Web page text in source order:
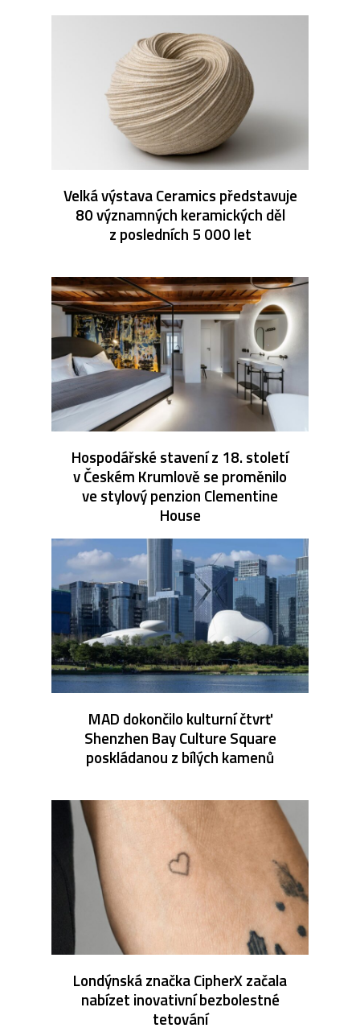
Velká výstava Ceramics představuje
80 významných keramických děl
z posledních 5 000 let
Hospodářské stavení z 18. století
v Českém Krumlově se proměnilo
ve stylový penzion Clementine
House
MAD dokončilo kulturní čtvrť
Shenzhen Bay Culture Square
poskládanou z bílých kamenů
Londýnská značka CipherX začala
nabízet inovativní bezbolestné
tetování